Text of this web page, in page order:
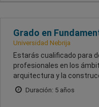
Grado en
Universidad Nebrija
Estarás cualificado para
profesionales en los
arquitectura y la
Duración: 5 años